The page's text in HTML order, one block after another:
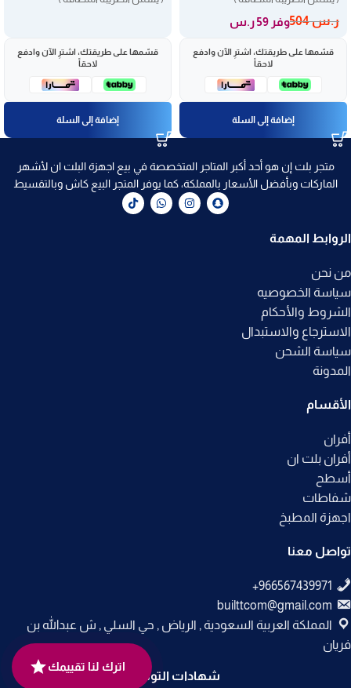
ر.س504 وفر 59 ر.س
قسّمها على طريقتك، اشترِ الآن وادفع
لاحقاً
إضافة إلى السلة
قسّمها على طريقتك، اشترِ الآن وادفع
لاحقاً
إضافة إلى السلة
متجر بلت إن هو أحد أكبر المتاجر المتخصصة في بيع اجهزة البلت ان لأشهر
الماركات وبأفضل الأسعار بالمملكة، كما يوفر المتجر البيع كاش وبالتقسيط
الروابط المهمة
من نحن
سياسة الخصوصيه
الشروط والأحكام
الاسترجاع والاستبدال
سياسة الشحن
المدونة
الأقسام
أفران
أفران بلت ان
أسطح
شفاطات
اجهزة المطبخ
تواصل معنا
builttcom@gmail.com
المملكة العربية السعودية , الرياض , حي السلي , ش عبدالله بن
فريان
شهادات التوثيق
اترك لنا تقييمك